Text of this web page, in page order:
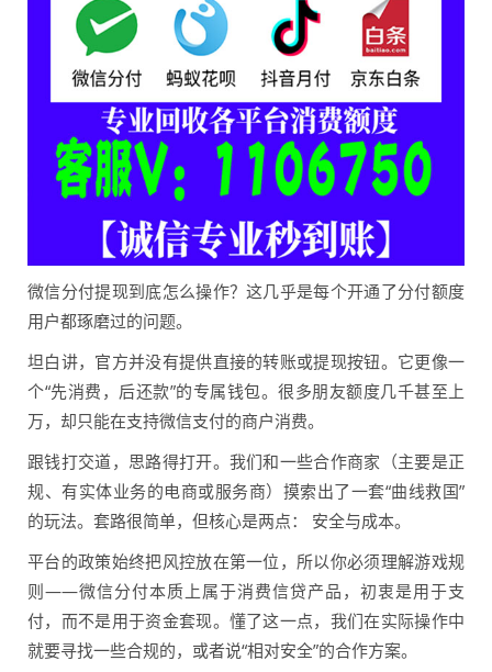
微信分付提现到底怎么操作？这几乎是每个开通了分付额度
用户都琢磨过的问题。
坦白讲，官方并没有提供直接的转账或提现按钮。它更像一
个“先消费，后还款”的专属钱包。很多朋友额度几千甚至上
万，却只能在支持微信支付的商户消费。
跟钱打交道，思路得打开。我们和一些合作商家（主要是正
规、有实体业务的电商或服务商）摸索出了一套“曲线救国”
的玩法。套路很简单，但核心是两点： 安全与成本。
平台的政策始终把风控放在第一位，所以你必须理解游戏规
则——微信分付本质上属于消费信贷产品，初衷是用于支
付，而不是用于资金套现。懂了这一点，我们在实际操作中
就要寻找一些合规的，或者说“相对安全”的合作方案。